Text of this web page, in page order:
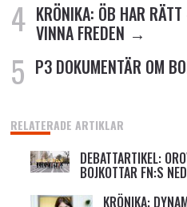
KRÖNIKA: ÖB HAR
VINNA FREDEN
P3 DOKUMENTÄR OM
RELATERADE ARTIKLAR
DEBATTARTIKEL:
BOJKOTTAR FN:S
KRÖNIKA: